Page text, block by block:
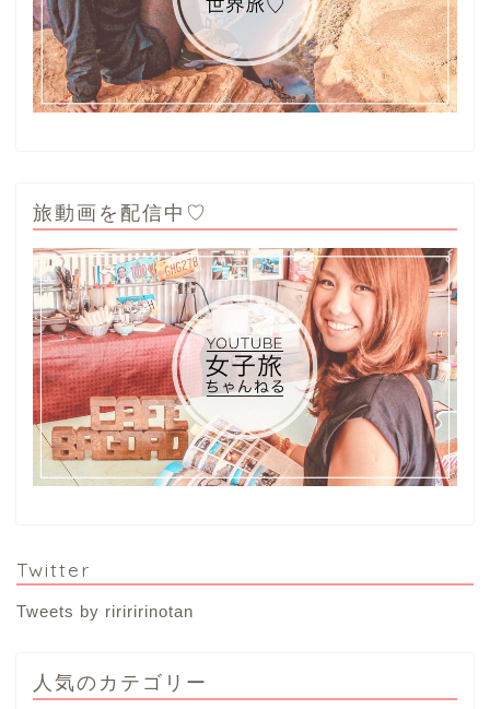
旅動画を配信中♡
Twitter
Tweets by ririririnotan
人気のカテゴリー